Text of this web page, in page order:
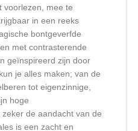
voorlezen, mee te
in een reeks
bontgeverfde
met contrasterende
geïnspireerd zijn door
je alles maken; van de
tot eigenzinnige,
hoge
de aandacht van de
is een zacht en